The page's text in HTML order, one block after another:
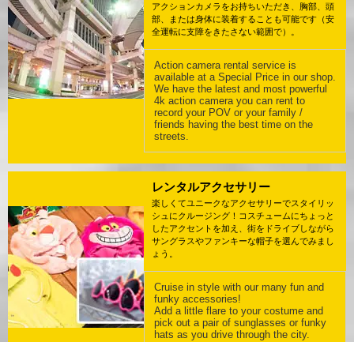
アクションカメラをお持ちいただき、胸部、頭
部、または身体に装着することも可能です（安
全運転に支障をきたさない範囲で）。
Action camera rental service is
available at a Special Price in our shop.
We have the latest and most powerful
4k action camera you can rent to
record your POV or your family /
friends having the best time on the
streets.
レンタルアクセサリー
楽しくてユニークなアクセサリーでスタイリッ
シュにクルージング！コスチュームにちょっと
したアクセントを加え、街をドライブしながら
サングラスやファンキーな帽子を選んでみまし
ょう。
Cruise in style with our many fun and
funky accessories!
Add a little flare to your costume and
pick out a pair of sunglasses or funky
hats as you drive through the city.